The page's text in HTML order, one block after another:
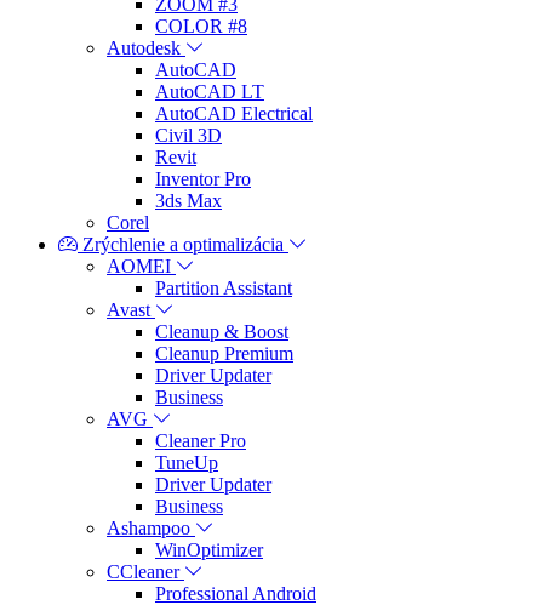
COLOR #8
Autodesk
AutoCAD
AutoCAD LT
AutoCAD Electrical
Civil 3D
Revit
Inventor Pro
3ds Max
Corel
Zrýchlenie a optimalizácia
AOMEI
Partition Assistant
Avast
Cleanup & Boost
Cleanup Premium
Driver Updater
Business
AVG
Cleaner Pro
TuneUp
Driver Updater
Business
Ashampoo
WinOptimizer
CCleaner
Professional Android